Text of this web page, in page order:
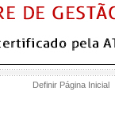
Definir Página Inicial